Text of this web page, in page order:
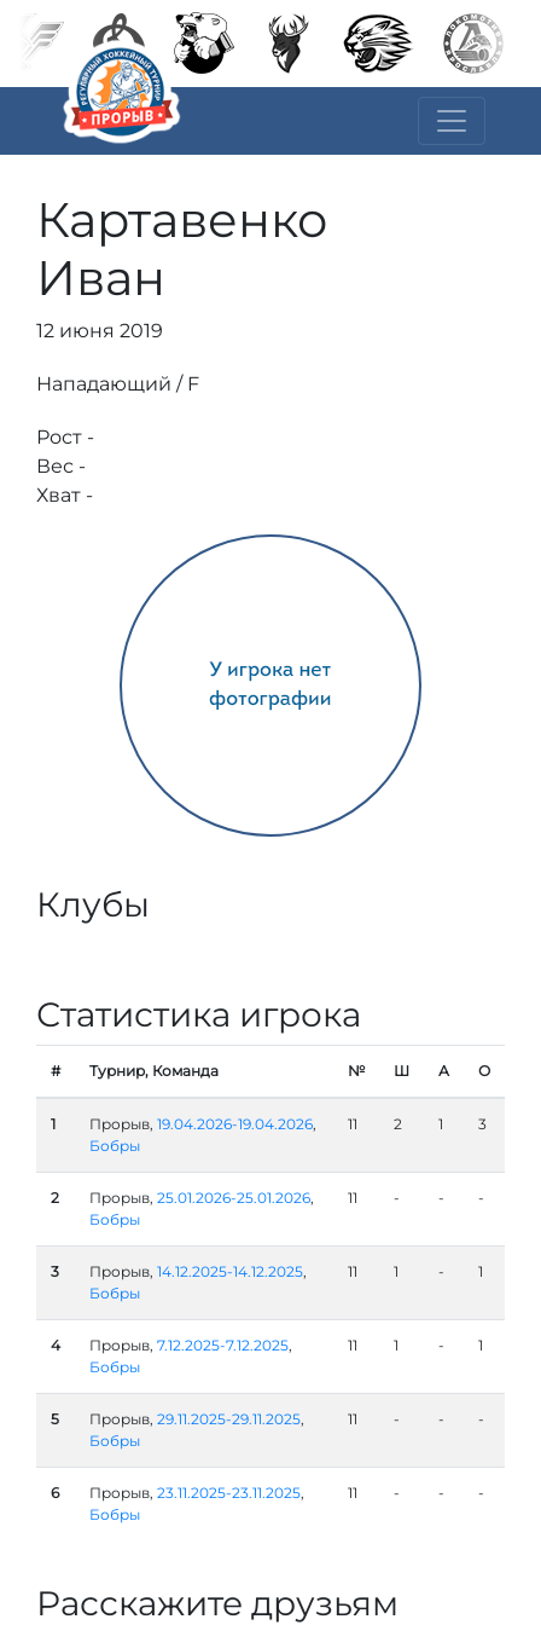
Картавенко
Иван
12 июня 2019
Нападающий / F
Рост -
Вес -
Хват -
Клубы
Статистика игрока
# Турнир, Команда № Ш А О
1 Прорыв, 19.04.2026-19.04.2026,
Бобры
11 2 1 3
2 Прорыв, 25.01.2026-25.01.2026,
Бобры
11 - - -
3 Прорыв, 14.12.2025-14.12.2025,
Бобры
11 1 - 1
4 Прорыв, 7.12.2025-7.12.2025,
Бобры
11 1 - 1
5 Прорыв, 29.11.2025-29.11.2025,
Бобры
11 - - -
6 Прорыв, 23.11.2025-23.11.2025,
Бобры
11 - - -
Расскажите друзьям